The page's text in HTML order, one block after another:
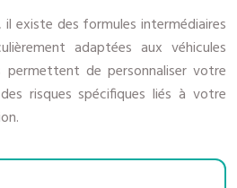
existe des formules intermédiaires
adaptées aux véhicules
permettent de personnaliser votre
risques spécifiques liés à votre